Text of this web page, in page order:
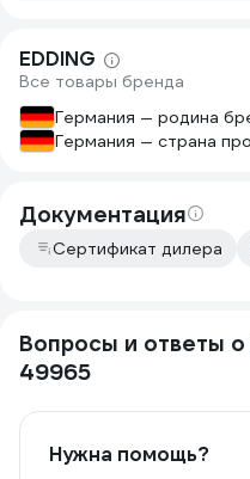
EDDING
Все товары бренда
Германия — родина
Германия — страна
Документация
Сертификат дилера
Вопросы и ответы о
49965
Нужна помощь?